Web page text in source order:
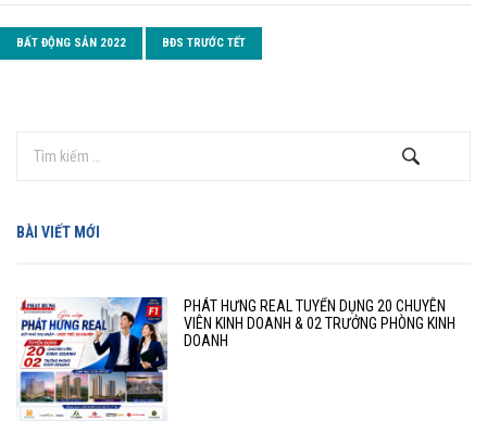
BẤT ĐỘNG SẢN 2022 BĐS TRƯỚC TẾT
BÀI VIẾT MỚI
PHÁT HƯNG REAL TUYỂN DỤNG 20 CHUYÊN
VIÊN KINH DOANH & 02 TRƯỞNG PHÒNG KINH
DOANH